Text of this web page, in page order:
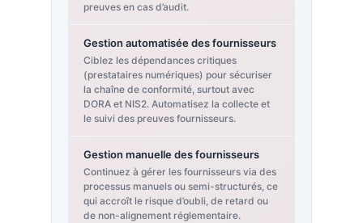
preuves en cas d’audit.
Gestion automatisée des fournisseurs
Ciblez les dépendances critiques
(prestataires numériques) pour sécuriser
la chaîne de conformité, surtout avec
DORA et NIS2. Automatisez la collecte et
le suivi des preuves fournisseurs.
Gestion manuelle des fournisseurs
Continuez à gérer les fournisseurs via des
processus manuels ou semi-structurés, ce
qui accroît le risque d’oubli, de retard ou
de non-alignement réglementaire.